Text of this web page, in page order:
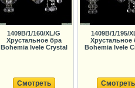
1409B/1/160/XL/G
Хрустальное бра
Bohemia Ivele Crystal
Смотреть
1409B/1/195/
Хрустальное
Bohemia Ivele
Смотреть